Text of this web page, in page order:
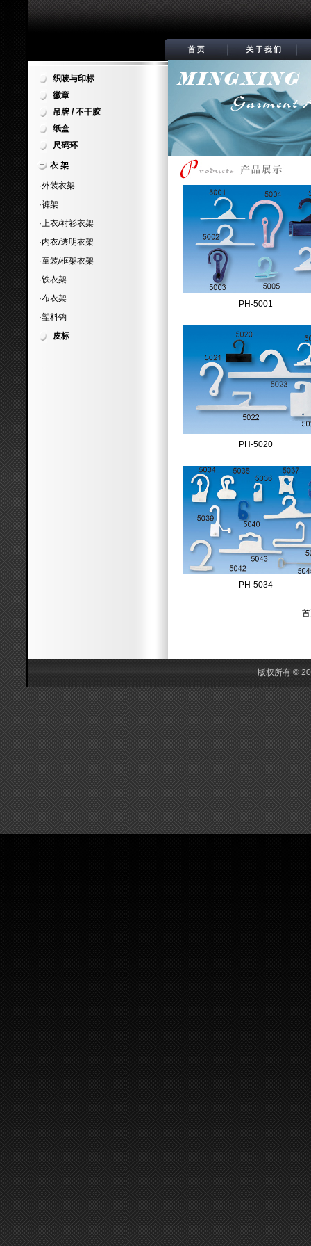
织唛与印标
徽章
吊牌 / 不干胶
纸盒
尺码环
衣 架
·外装衣架
·裤架
·上衣/衬衫衣架
·内衣/透明衣架
·童装/框架衣架
·铁衣架
·布衣架
·塑料钩
皮标
PH-5001
PH-5020
PH-5034
版权所有 ©